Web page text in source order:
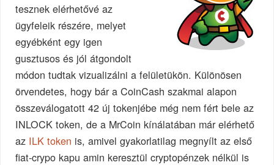
tesznek elérhetővé az
ügyfeleik részére, melyet
egyébként egy igen
gusztusos és jól átgondolt
módon tudtak vizualizálni a felületükön. Különösen
örvendetes, hogy bár a CoinCash szakmai alapon
összeválogatott 42 új tokenjébe még nem fért bele az
INLOCK token, de a MrCoin kínálatában már elérhető
az ILK token is, amivel gyakorlatilag megnyílt az első
fiat-crypo kapu amin keresztül cryptopénzek nélkül is